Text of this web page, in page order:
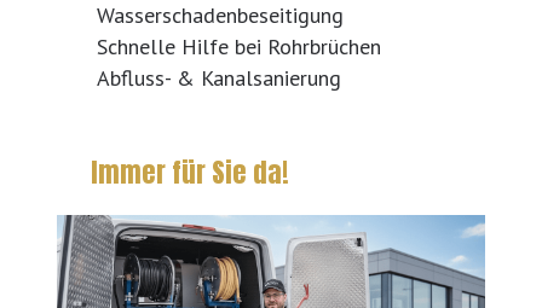
Wasserschadenbeseitigung
Schnelle Hilfe bei Rohrbrüchen
Abfluss- & Kanalsanierung
Immer für Sie da!